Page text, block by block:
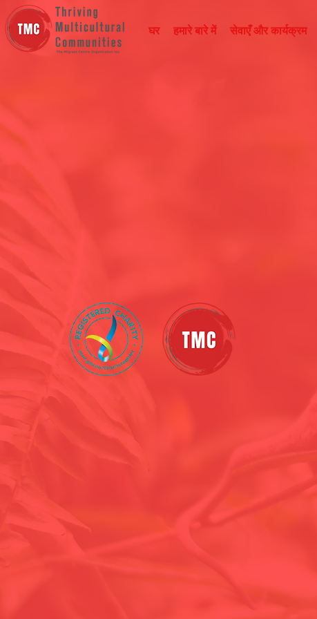
घर हमारे बारे में सेवाएँ और कार्यक्रम